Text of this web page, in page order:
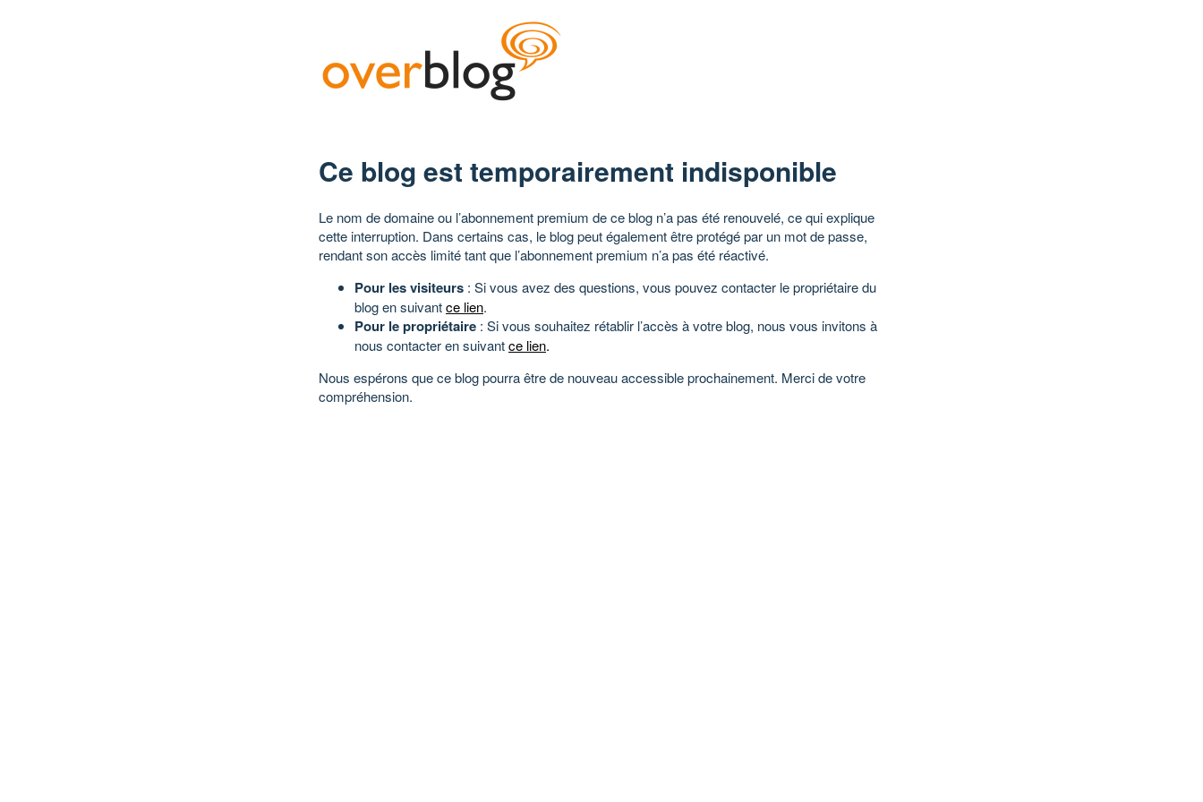
Ce blog est temporairement indisponible
Le nom de domaine ou l’abonnement premium de ce blog n’a pas été renouvelé, ce qui explique
cette interruption. Dans certains cas, le blog peut également être protégé par un mot de passe,
rendant son accès limité tant que l’abonnement premium n’a pas été réactivé.
Pour les visiteurs : Si vous avez des questions, vous pouvez contacter le propriétaire du
blog en suivantce lien.
Pour le propriétaire : Si vous souhaitez rétablir l’accès à votre blog, nous vous invitons à
nous contacter en suivantce lien.
Nous espérons que ce blog pourra être de nouveau accessible prochainement. Merci de votre
compréhension.